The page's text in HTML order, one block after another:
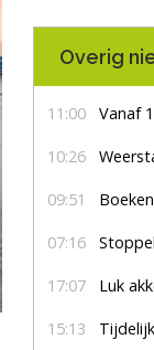
Overig
11:00 Vanaf 10
10:26 Weerstation
09:51 Boekenmarkt
07:16
17:07 Luk
15:13 Tijdelijke